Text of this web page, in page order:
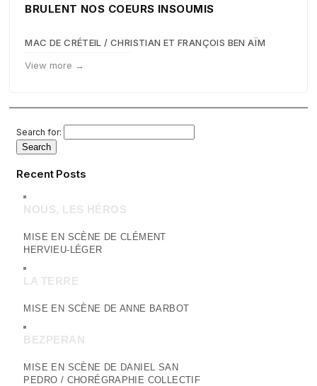
BRULENT NOS COEURS INSOUMIS
MAC DE CRÉTEIL / CHRISTIAN ET FRANÇOIS BEN AÏM
View more →
Search for:
Recent Posts
NOUS, LES HÉROS
MISE EN SCÈNE DE CLÉMENT
HERVIEU-LÉGER
LA TERRE
MISE EN SCÈNE DE ANNE BARBOT
BEZPERAN
MISE EN SCÈNE DE DANIEL SAN
PEDRO / CHORÉGRAPHIE COLLECTIF